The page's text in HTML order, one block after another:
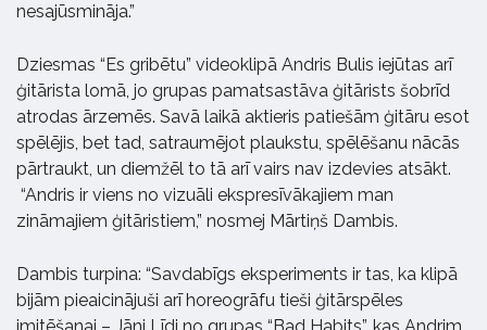
nesajūsmināja.”
Dziesmas “Es gribētu” videoklipā Andris Bulis iejūtas arī
ģitārista lomā, jo grupas pamatsastāva ģitārists šobrīd
atrodas ārzemēs. Savā laikā aktieris patiešām ģitāru esot
spēlējis, bet tad, satraumējot plaukstu, spēlēšanu nācās
pārtraukt, un diemžēl to tā arī vairs nav izdevies atsākt.
“Andris ir viens no vizuāli ekspresīvākajiem man
zināmajiem ģitāristiem,” nosmej Mārtiņš Dambis.
Dambis turpina: “Savdabīgs eksperiments ir tas, ka klipā
bijām pieaicinājuši arī horeogrāfu tieši ģitārspēles